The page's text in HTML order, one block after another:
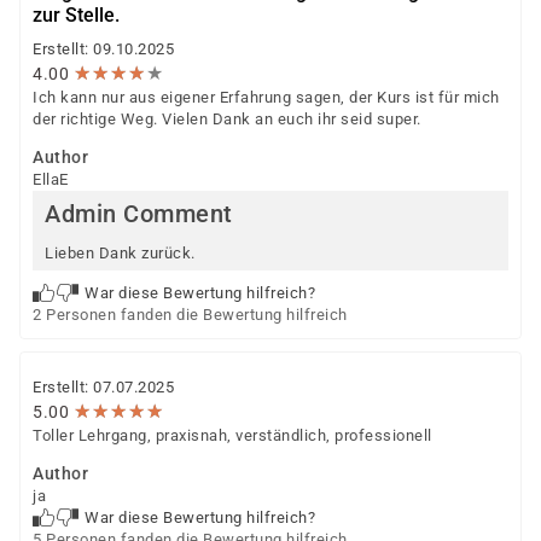
Weitere öffentliche oder private Kostenträger
Ob eine Förderung oder Kostenübernahme möglich ist,
entscheidet der jeweilige Kostenträger nach einer
individuellen Prüfung Ihrer persönlichen
Voraussetzungen und Förderfähigkeit.
zur Stelle.
Erstellt: 09.10.2025
4.00 ★★★★★
★★★★★
Ich kann nur aus eigener Erfahrung sagen, der Kurs ist für mich
der richtige Weg. Vielen Dank an euch ihr seid super.
Author
EllaE
Admin Comment
Lieben Dank zurück.
War diese Bewertung hilfreich?
2 Personen fanden die Bewertung hilfreich
Erstellt: 07.07.2025
5.00 ★★★★★
★★★★★
Toller Lehrgang, praxisnah, verständlich, professionell
Author
ja
War diese Bewertung hilfreich?